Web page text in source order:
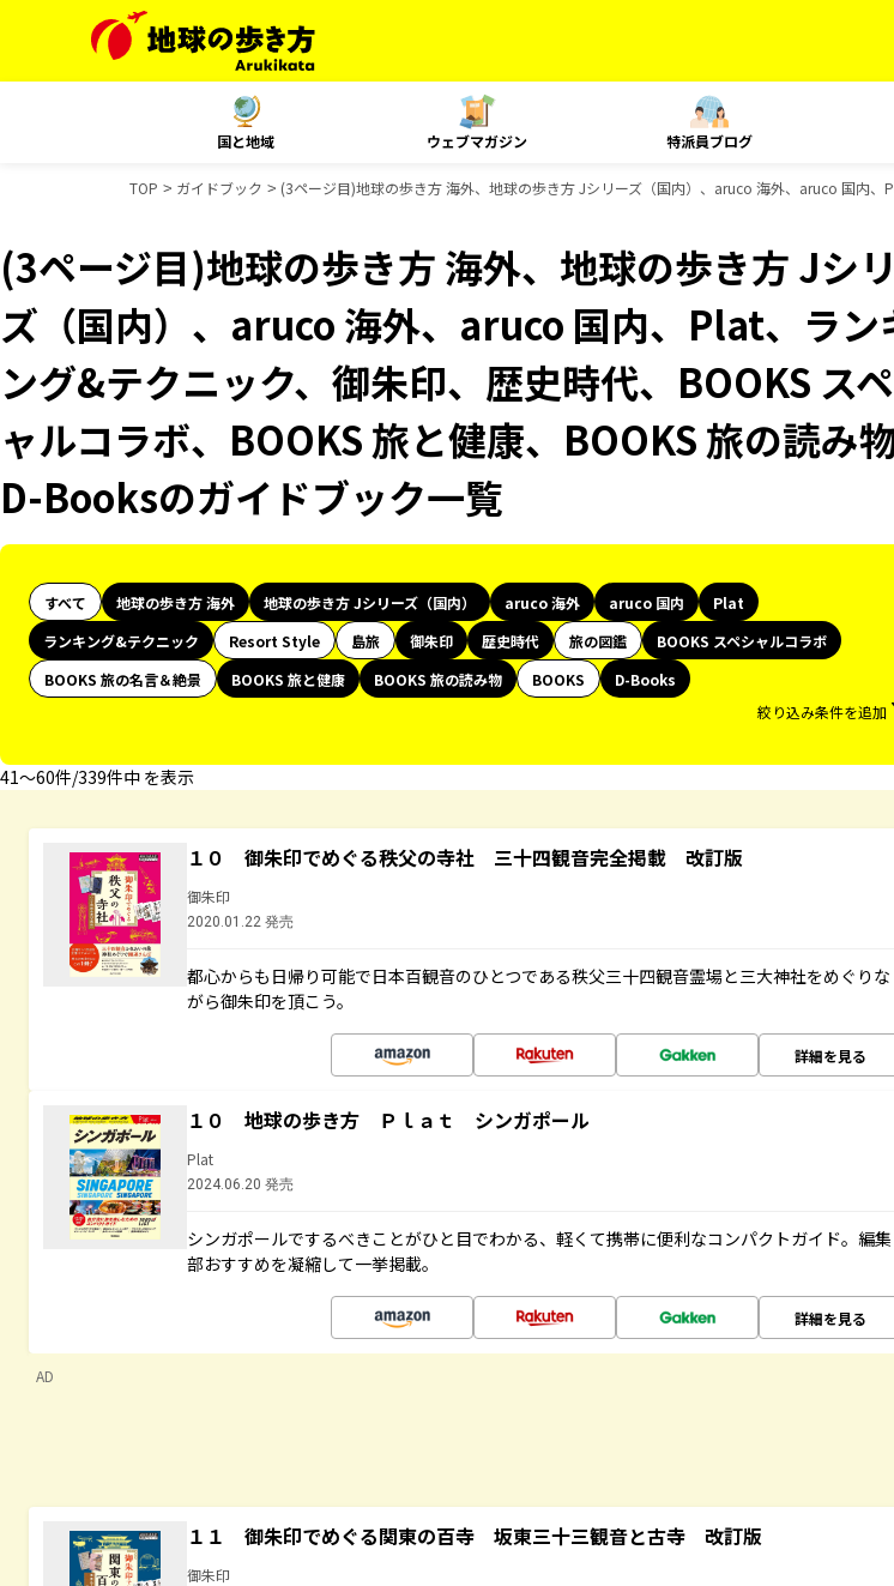
国と地域 ウェブマガジン 特派員ブログ
TOP ガイドブック (3ページ目)地球の歩き方 海外、地球の歩き方 Jシリーズ（国内）、aruco 海外、aruco 国内
(3ページ目)地球の歩き方 海外、地球の歩き方 Jシ
ズ（国内）、aruco 海外、aruco 国内、Plat、ラン
ング&テクニック、御朱印、歴史時代、BOOKS ス
ャルコラボ、BOOKS 旅と健康、BOOKS 旅の読み物
D-Booksのガイドブック一覧
すべて 地球の歩き方 海外 地球の歩き方 Jシリーズ（国内） aruco 海外 aruco 国内
Plat
ランキング&テクニック
Resort Style 島旅 御朱印 歴史時代 旅の図鑑
BOOKS スペシャルコラボ
BOOKS 旅の名言＆絶景
BOOKS 旅と健康 BOOKS 旅の読み物 BOOKS
D-Books
絞り込み条件を追加
41〜60件/339件中 を表示
１０ 御朱印でめぐる秩父の寺社 三十四観音完全掲載 改訂版
御朱印
2020.01.22 発売
都心からも日帰り可能で日本百観音のひとつである秩父三十四観音霊場と三大神社をめぐりな
がら御朱印を頂こう。
詳細を見る
１０ 地球の歩き方 Ｐｌａｔ シンガポール
Plat
2024.06.20 発売
シンガポールでするべきことがひと目でわかる、軽くて携帯に便利なコンパクトガイド。編集
部おすすめを凝縮して一挙掲載。
詳細を見る
AD
１１ 御朱印でめぐる関東の百寺 坂東三十三観音と古寺 改訂版
御朱印